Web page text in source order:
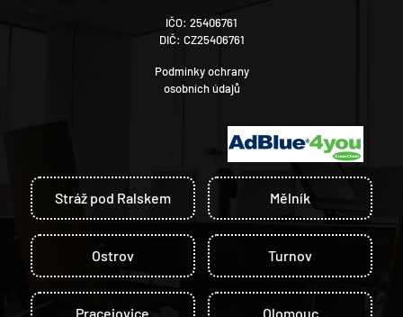
IČO: 25406761
DIČ: CZ25406761
Podmínky ochrany
osobních údajů
Stráž pod Ralskem Mělník
Ostrov Turnov
Pracejovice Olomouc